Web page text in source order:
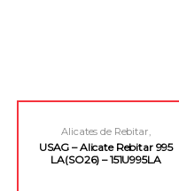
Alicates de Rebitar
Ferramentas Ferramentas de
Fixação
USAG – Alicate Rebitar 995
LA(SO26) – 151U995LA